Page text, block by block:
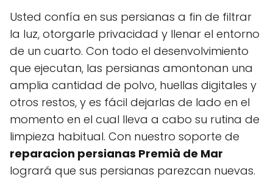
Usted confía en sus persianas a fin de filtrar
la luz, otorgarle privacidad y llenar el entorno
de un cuarto. Con todo el desenvolvimiento
que ejecutan, las persianas amontonan una
amplia cantidad de polvo, huellas digitales y
otros restos, y es fácil dejarlas de lado en el
momento en el cual lleva a cabo su rutina de
limpieza habitual. Con nuestro soporte de
reparacion persianas Premià de Mar
logrará que sus persianas parezcan nuevas.